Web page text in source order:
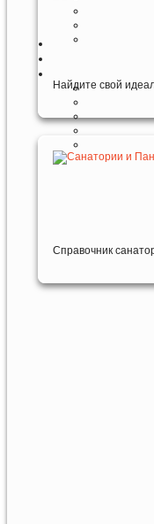
Найдите свой
Справочник